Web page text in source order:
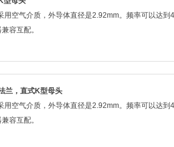
用空气介质，外导体直径是2.92mm。频率可以达
容互配。
兰，直式K型母头
用空气介质，外导体直径是2.92mm。频率可以达
容互配。